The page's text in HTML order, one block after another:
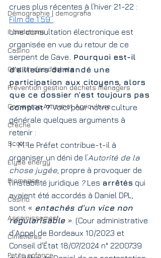
Démographie | demografia
Inondations
Casino
Gestion des déchets
Prévention gestion déchets ménagers
Commerce Artisanat Agriculture
Crèche
Scotts
Elyse energy
Biomasse
Casino
Assainissement
Cimetières
Petite enfance
crues plus récentes à l’hiver 21-22 :
Film de 1’59’’
Une consultation électronique est
organisée en vue du retour de ce
serpent de Gave. Pourquoi est-il
d’ailleurs demandé une
participation aux citoyens, alors
que ce dossier n’est toujours pas
complet ? Voici pour notre culture
générale quelques arguments à
retenir :
1- M. le Préfet contribue-t-il à
organiser un déni de l’Autorité de la
chose jugée , propre à provoquer de
l’instabilité juridique ? Les arrêtés qui
avaient été accordés à Daniel DPL,
sont « entachés d'un vice non
régularisable » . (Cour administrative
d’Appel de Bordeaux 10/2023 et
Conseil d'État 18/07/2024 n° 2200739